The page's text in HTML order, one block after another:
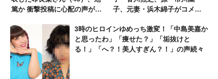
篤か 衝撃投稿に心配の声が相
てる」「帰ってこないと駄目
だよ」
子、元妻・浜木綿子がコメン
は…
3時のヒロインゆめっち激変！「中島美嘉か
と思ったわ」「痩せた？」「垢抜けと
る！」「へ？！美人すぎん？！」の声続々